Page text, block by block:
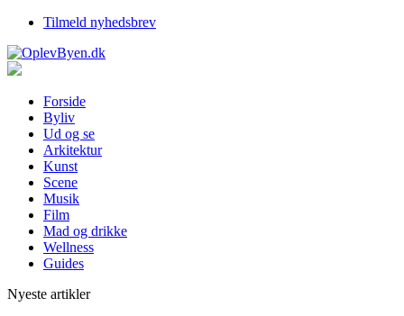
Tilmeld nyhedsbrev
Forside
Byliv
Ud og se
Arkitektur
Kunst
Scene
Musik
Film
Mad og drikke
Wellness
Guides
Nyeste artikler